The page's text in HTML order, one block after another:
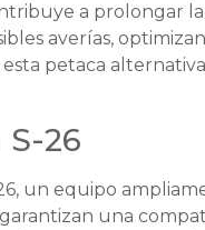
a prolongar
averías,
petaca
26
un equipo
una